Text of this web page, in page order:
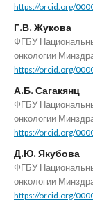
https://orcid.org/
Г.В. Жукова
ФГБУ
онкологии
https://orcid.org/
А.Б. Сагакянц
ФГБУ
онкологии
https://orcid.org/
Д.Ю. Якубова
ФГБУ
онкологии
https://orcid.org/